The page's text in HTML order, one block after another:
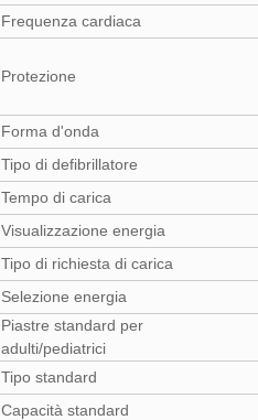
Frequenza cardiaca
Protezione
Forma d'onda
Tipo di defibrillatore
Tempo di carica
Visualizzazione energia
Tipo di richiesta di carica
Selezione energia
Piastre standard per
adulti/pediatrici
Tipo standard
Capacità standard